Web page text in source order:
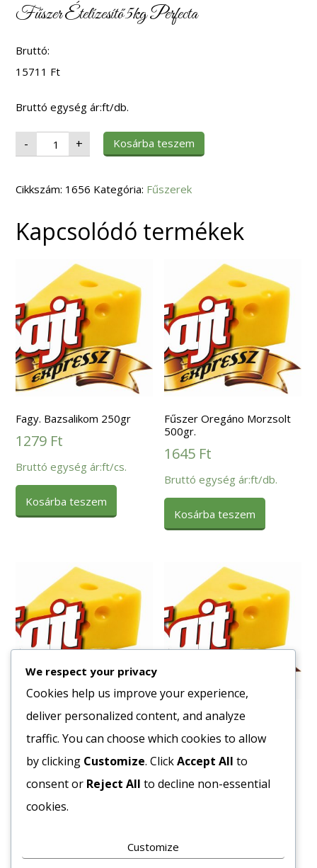
Fűszer Ételízesítő 5kg Perfecta
Bruttó:
15711 Ft
Bruttó egység ár:ft/db.
- Fűszer
Ételízesítő
5kg
+ Kosárba teszem
Cikkszám: 1656 Kategória: Fűszerek
Kapcsolódó termékek
Fagy. Bazsalikom 250gr
1279 Ft
Bruttó egység ár:ft/cs.
Kosárba teszem
Fűszer Oregáno Morzsolt
500gr.
1645 Ft
Bruttó egység ár:ft/db.
Kosárba teszem
Fűszerkeverék Gyros 1kg.
2803Ft
Bruttó egység ár:ft/db.
Kosárba teszem
Fűszer Kotányi Grill Halak
790 gr
8228Ft
Bruttó egység ár:ft/db.
We respect your privacy
Cookies help us improve your experience,
deliver personalized content, and analyze
traffic. You can choose which cookies to allow
by clicking Customize. ClickAccept All to
consent or Reject All to decline non-essential
cookies.
Customize